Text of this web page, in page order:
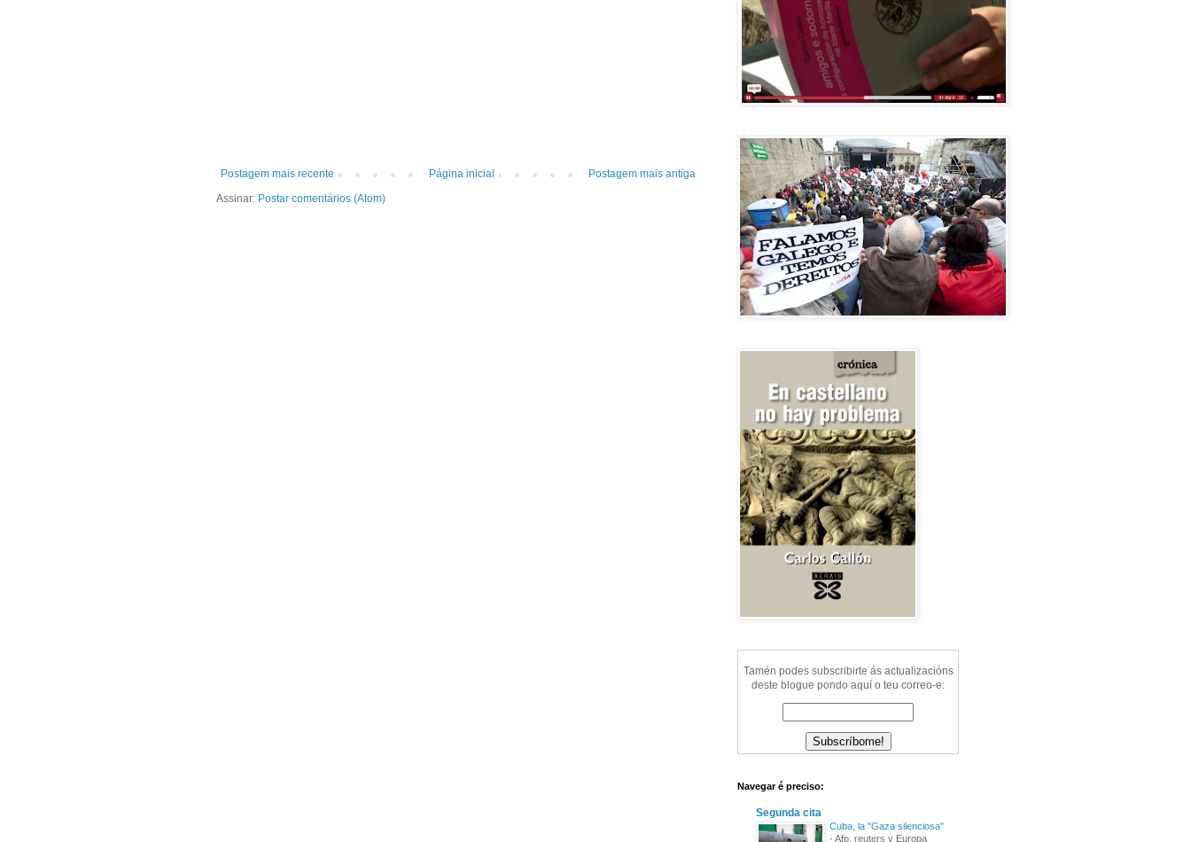
Postagem mais recente Postagem mais antiga
Página inicial
Assinar: Postar comentários (Atom)
Tamén podes subscribirte ás actualizacións
deste blogue pondo aquí o teu correo-e:
Navegar é preciso:
Segunda cita
Cuba, la "Gaza silenciosa"
- Afp, reuters y Europa